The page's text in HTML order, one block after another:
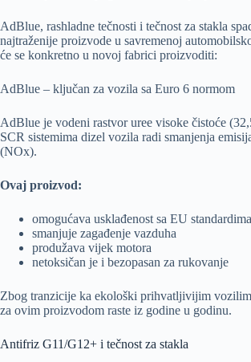
AdBlue, rashladne tečnosti i tečnost za stakla
najtraženije proizvode u savremenoj
će se konkretno u novoj fabrici proizvoditi:
AdBlue – ključan za vozila sa Euro 6 normom
AdBlue je vodeni rastvor uree visoke čistoće
SCR sistemima dizel vozila radi smanjenja
(NOx).
Ovaj proizvod:
omogućava usklađenost sa EU
smanjuje zagađenje vazduha
produžava vijek motora
netoksičan je i bezopasan za rukovanje
Zbog tranzicije ka ekološki prihvatljivijim
za ovim proizvodom raste iz godine u godinu.
Antifriz G11/G12+ i tečnost za stakla